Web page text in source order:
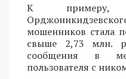
К примеру,
мошенников стала
свыше 2,73 млн.
сообщения в
пользователя с